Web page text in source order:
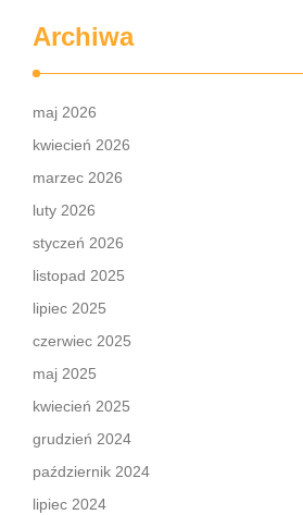
Archiwa
maj 2026
kwiecień 2026
marzec 2026
luty 2026
styczeń 2026
listopad 2025
lipiec 2025
czerwiec 2025
maj 2025
kwiecień 2025
grudzień 2024
październik 2024
lipiec 2024